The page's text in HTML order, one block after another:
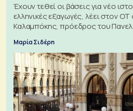
Έχουν τεθεί οι βάσεις για νέο
ελληνικές εξαγωγές, λέει στον ΟΤ
Καλαμπόκης, πρόεδρος του
Μαρία Σιδέρη